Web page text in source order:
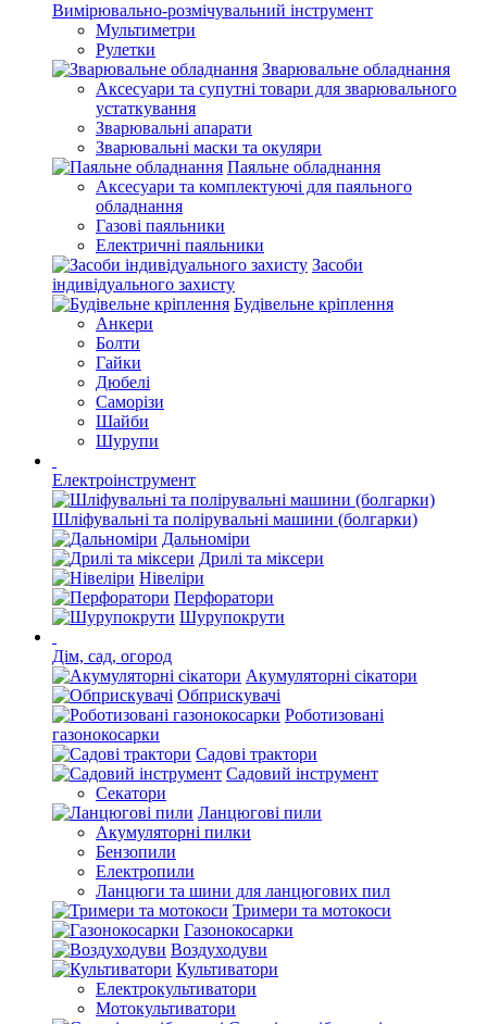
Вимірювально-розмічувальний інструмент
Мультиметри
Рулетки
Зварювальне обладнання
Аксесуари та супутні товари для зварювального
устаткування
Зварювальні апарати
Зварювальні маски та окуляри
Паяльне обладнання
Аксесуари та комплектуючі для паяльного
обладнання
Газові паяльники
Електричні паяльники
Засоби
індивідуального захисту
Будівельне кріплення
Анкери
Болти
Гайки
Дюбелі
Саморізи
Шайби
Шурупи
Електроінструмент
Шліфувальні та полірувальні машини (болгарки)
Дальноміри
Дрилі та міксери
Нівеліри
Перфоратори
Шурупокрути
Дім, сад, огород
Акумуляторні сікатори
Обприскувачі
Роботизовані
газонокосарки
Садові трактори
Садовий інструмент
Секатори
Ланцюгові пили
Акумуляторні пилки
Бензопили
Електропили
Ланцюги та шини для ланцюгових пил
Тримери та мотокоси
Газонокосарки
Воздуходуви
Культиватори
Електрокультиватори
Мотокультиватори